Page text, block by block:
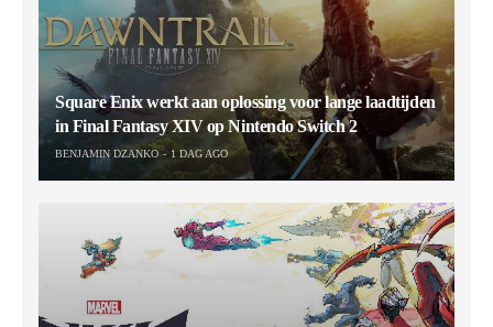
Square Enix werkt aan oplossing voor lange laadtijden
in Final Fantasy XIV op Nintendo Switch 2
BENJAMIN DZANKO 1 DAG AGO